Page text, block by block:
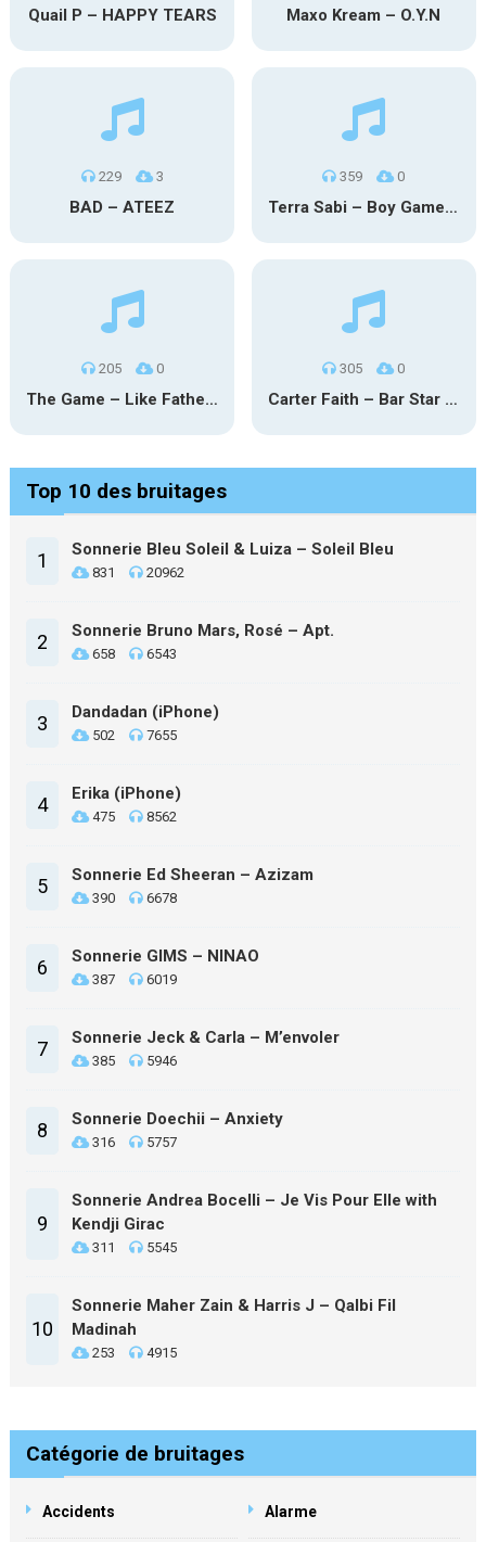
Quail P – HAPPY TEARS Maxo Kream – O.Y.N
229 3
BAD – ATEEZ
359 0
Terra Sabi – Boy Game X Marcia Cruz
205 0
The Game – Like Father Like Daughter
305 0
Carter Faith – Bar Star Vevo
Top 10 des bruitages
1 Sonnerie Bleu Soleil & Luiza – Soleil Bleu
831 20962
2 Sonnerie Bruno Mars, Rosé – Apt.
658 6543
3 Dandadan (iPhone)
502 7655
4 Erika (iPhone)
475 8562
5 Sonnerie Ed Sheeran – Azizam
390 6678
6 Sonnerie GIMS – NINAO
387 6019
7 Sonnerie Jeck & Carla – M’envoler
385 5946
8 Sonnerie Doechii – Anxiety
316 5757
9
Sonnerie Andrea Bocelli – Je Vis Pour Elle with
Kendji Girac
311 5545
10
Sonnerie Maher Zain & Harris J – Qalbi Fil
Madinah
253 4915
Catégorie de bruitages
Accidents Alarme